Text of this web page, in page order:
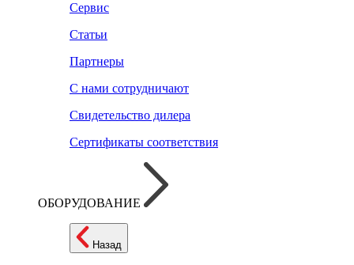
Сервис
Статьи
Партнеры
С нами сотрудничают
Свидетельство дилера
Сертификаты соответствия
ОБОРУДОВАНИЕ
Назад